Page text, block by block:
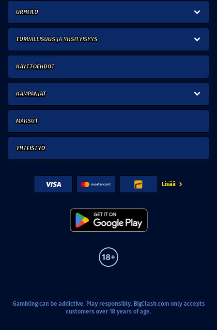
URHEILU
TURVALLISUUS JA YKSITYISYYS
KÄYTTÖEHDOT
KAMPANJAT
MAKSUT
YHTEISTYÖ
Lisää
Gambling can be addictive. Play responsibly. BigClash.com only accepts
customers over 18 years of age.